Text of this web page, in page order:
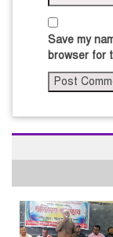
Save my
browser for